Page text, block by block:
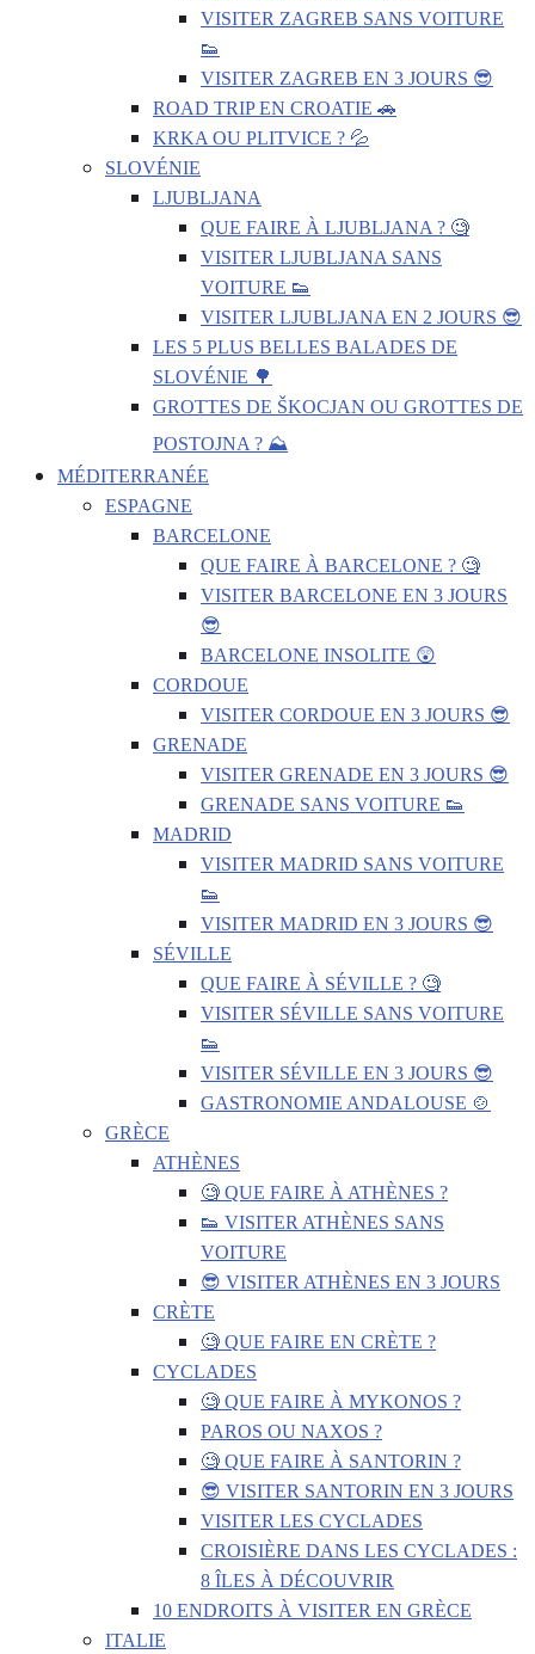
VISITER ZAGREB SANS VOITURE
👟
VISITER ZAGREB EN 3 JOURS 😎
ROAD TRIP EN CROATIE 🚗
KRKA OU PLITVICE ? 💦
SLOVÉNIE
LJUBLJANA
QUE FAIRE À LJUBLJANA ? 🧐
VISITER LJUBLJANA SANS
VOITURE 👟
VISITER LJUBLJANA EN 2 JOURS 😎
LES 5 PLUS BELLES BALADES DE
SLOVÉNIE 🌳
GROTTES DE ŠKOCJAN OU GROTTES DE
POSTOJNA ? ⛰️
MÉDITERRANÉE
ESPAGNE
BARCELONE
QUE FAIRE À BARCELONE ? 🧐
VISITER BARCELONE EN 3 JOURS
😎
BARCELONE INSOLITE 😲
CORDOUE
VISITER CORDOUE EN 3 JOURS 😎
GRENADE
VISITER GRENADE EN 3 JOURS 😎
GRENADE SANS VOITURE 👟
MADRID
VISITER MADRID SANS VOITURE
👟
VISITER MADRID EN 3 JOURS 😎
SÉVILLE
QUE FAIRE À SÉVILLE ? 🧐
VISITER SÉVILLE SANS VOITURE
👟
VISITER SÉVILLE EN 3 JOURS 😎
GASTRONOMIE ANDALOUSE 🍲
GRÈCE
ATHÈNES
🧐 QUE FAIRE À ATHÈNES ?
👟 VISITER ATHÈNES SANS
VOITURE
😎 VISITER ATHÈNES EN 3 JOURS
CRÈTE
🧐 QUE FAIRE EN CRÈTE ?
CYCLADES
🧐 QUE FAIRE À MYKONOS ?
PAROS OU NAXOS ?
🧐 QUE FAIRE À SANTORIN ?
😎 VISITER SANTORIN EN 3 JOURS
VISITER LES CYCLADES
CROISIÈRE DANS LES CYCLADES :
8 ÎLES À DÉCOUVRIR
10 ENDROITS À VISITER EN GRÈCE
ITALIE